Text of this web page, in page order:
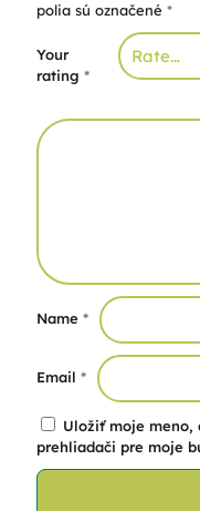
polia sú označené *
Your
rating *
Name *
Email *
Uložiť moje
prehliadači pre moje